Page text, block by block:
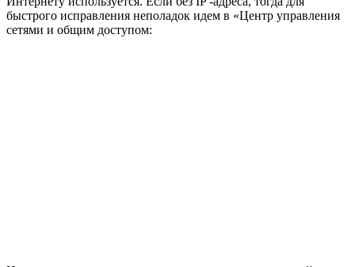
быстрого исправления неполадок идем в «Центр управления
сетями и общим доступом: